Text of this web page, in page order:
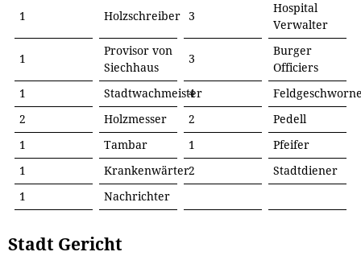
1 Holzschreiber 3
Hospital
Verwalter
1
Provisor von
Siechhaus
3
Burger
Officiers
1
Stadtwachmeister
4
2
Holzmesser 2
Pedell
1
Tambar 1
Pfeifer
1
Krankenwärter2
Stadtdiener
1
Nachrichter
Stadt Gericht